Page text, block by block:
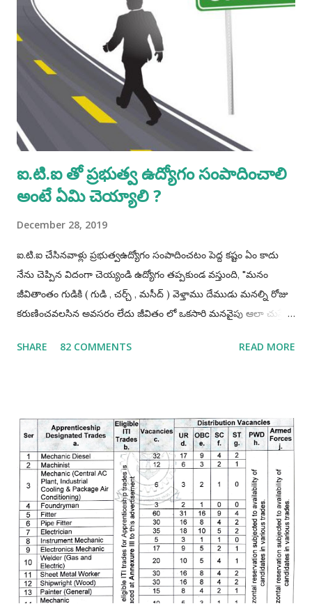
ఐ.టి.ఐ తో ప్రభుత్వ ఉద్యోగం సంపాదించాలి
అంటే ఏమి చెయ్యాలి ?
December 28, 2019
ఐ.టి.ఐ చేసినవాళ్లు ప్రభుత్వఉద్యోగం సంపాదించటం పెద్ద కష్టం ఏం కాదు
నేను చెప్పిన విదంగా చెయ్యండి ఉద్యోగం తప్పకుండ వస్తుంది, "మనం
జీవితాంతం గుడికి ( గుడి , చర్చ్ , మసీద్ ) వెళ్తాము దేముడు మనల్ని రోజు
కరుణించవలసిన అవసరం లేదు జీవితం లో ఒకసారి మనవైపు ఆలా చుస్తే
ప్రభుత్వఉద్యోగాలు రాస్తూవుండాలి ఒకసారి మనం పాస్ అయితే చాలు
కాకూడదు అంటే నేను మా రాష్ట్రము లోనే ఉద్యోగాలకి అప్లై చేస్తాను ఇక
మిగతావి చెయ్యను అంటేయ్ మీకు ఉద్యోగమొచ్చే అవకాశములు 90%
తగ్గిపోతాయి. అదే మీరు భారతదేశం మొత్తం నాదే అనే పరీక్షా రాయండి
తప్పకుండ 90% అవకాశాలు పెరుగుతాయి. మీరు ఒక్కటి గుర్తుంచుకోండి
మనకి ఎక్కడ ఉద్యోగమొస్తే అక్కడ వసతి గృహాలు ( govt quarters )
ఉంటాయి. ఉద్యోగం సంపాదించాలి అంటే ఏం చదవాలి ఎలా చదవాలి ?
ఐ.టి.ఐ పూర్తి చేసినదగ్గరనుండే చదవ...
SHARE 82 COMMENTS READ MORE